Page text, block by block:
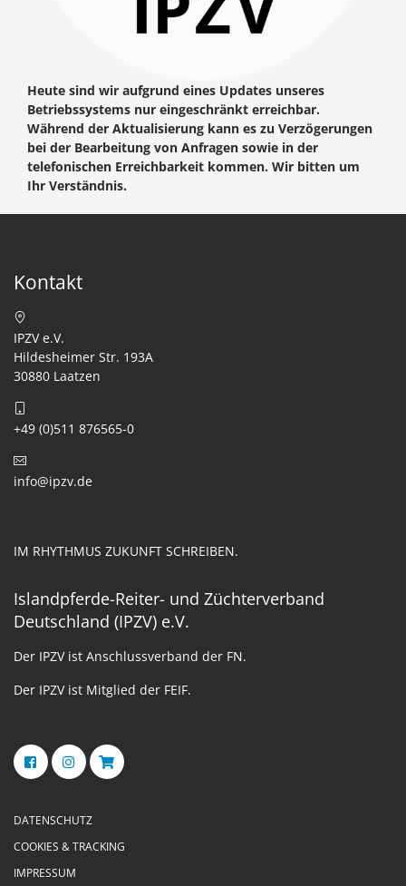
Heute sind wir aufgrund eines Updates unseres
Betriebssystems nur eingeschränkt erreichbar.
Während der Aktualisierung kann es zu Verzögerungen
bei der Bearbeitung von Anfragen sowie in der
telefonischen Erreichbarkeit kommen. Wir bitten um
Ihr Verständnis.
Kontakt
IPZV e.V.
Hildesheimer Str. 193A
30880 Laatzen
+49 (0)511 876565-0
info@ipzv.de
IM RHYTHMUS ZUKUNFT SCHREIBEN.
Islandpferde-Reiter- und Züchterverband
Deutschland (IPZV) e.V.
Der IPZV ist Anschlussverband der FN.
Der IPZV ist Mitglied der FEIF.
DATENSCHUTZ
COOKIES & TRACKING
IMPRESSUM